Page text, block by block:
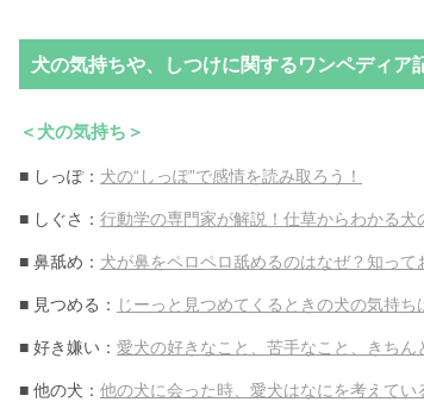
犬の気持ちや、しつけに関するワンペディア
＜犬の気持ち＞
■ しっぽ： 犬の“しっぽ”で感情を読み取ろう！
■ しぐさ： 行動学の専門家が解説！仕草からわかる犬
■ 鼻舐め： 犬が鼻をペロペロ舐めるのはなぜ？ 知って
■ 見つめる： じーっと見つめてくるときの犬の気持ち
■ 好き嫌い： 愛犬の好きなこと、苦手なこと、 きちん
■ 他の犬： 他の犬に会った時、愛犬はなにを考えてい